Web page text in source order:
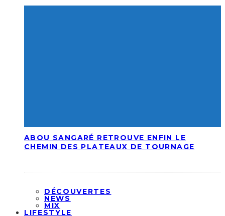
ABOU SANGARÉ RETROUVE ENFIN LE
CHEMIN DES PLATEAUX DE TOURNAGE
DÉCOUVERTES
NEWS
MIX
LIFESTYLE